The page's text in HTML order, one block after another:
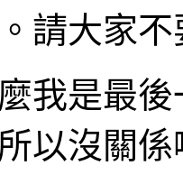
請大家
我是最
以沒關